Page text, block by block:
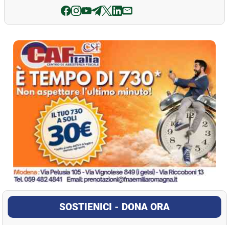
La Pressa
SOSTIENICI - DONA ORA